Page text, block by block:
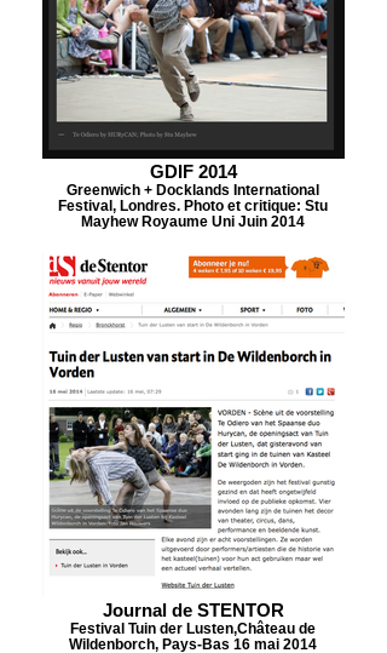
GDIF 2014
Greenwich + Docklands International
Festival, Londres. Photo et critique: Stu
Mayhew Royaume Uni Juin 2014
Journal de STENTOR
Festival Tuin der Lusten,Château de
Wildenborch, Pays-Bas 16 mai 2014